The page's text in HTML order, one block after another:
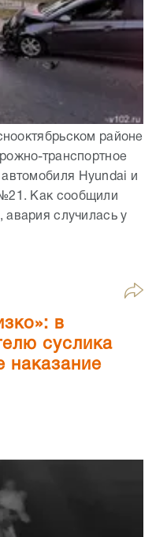
районе
транспортное
Hyundai и
Как сообщили
случилась у
в
суслика
наказание